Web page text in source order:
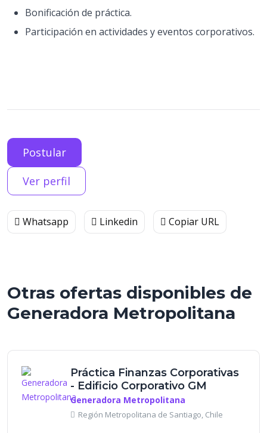
Bonificación de práctica.
Participación en actividades y eventos corporativos.
Postular
Ver perfil
Whatsapp Linkedin Copiar URL
Otras ofertas disponibles de
Generadora Metropolitana
Práctica Finanzas Corporativas
- Edificio Corporativo GM
Generadora Metropolitana
Región Metropolitana de Santiago, Chile